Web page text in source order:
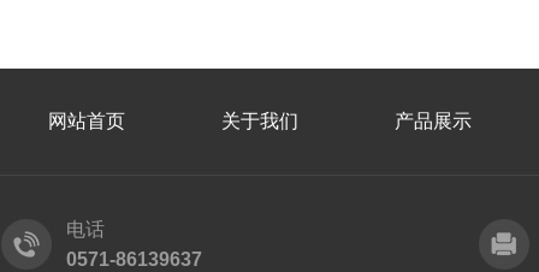
网站首页 关于我们 产品展示
电话
0571-86139637